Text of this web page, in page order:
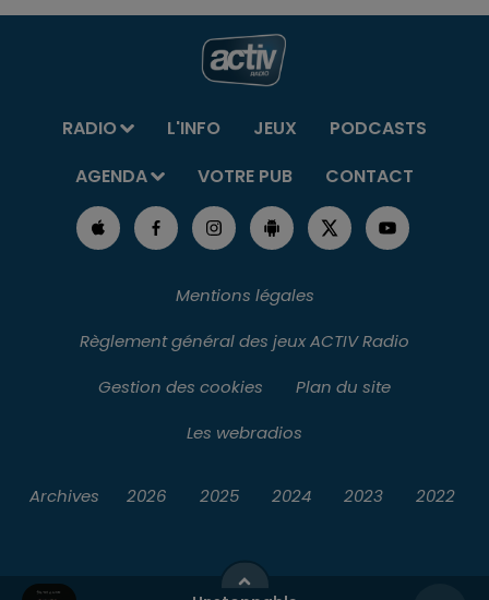
RADIO L'INFO JEUX
PODCASTS
AGENDA
VOTRE PUB CONTACT
Mentions légales
Règlement général des jeux ACTIV Radio
Gestion des cookies
Plan du site
Les webradios
Archives 2026 2025 2024 2023 2022